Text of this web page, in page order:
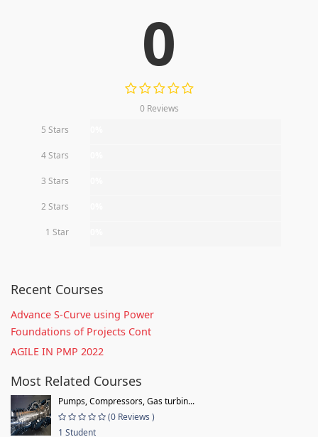
0
0 Reviews
5 Stars
4 Stars
3 Stars
2 Stars
1 Star
Recent Courses
Advance S-Curve using Power
Foundations of Projects Cont
AGILE IN PMP 2022
Most Related Courses
Pumps, Compressors, Gas turbin...
(0 Reviews )
1 Student